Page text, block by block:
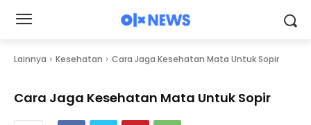
Lainnya Kesehatan Cara Jaga Kesehatan Mata Untuk Sopir
Cara Jaga Kesehatan Mata Untuk Sopir